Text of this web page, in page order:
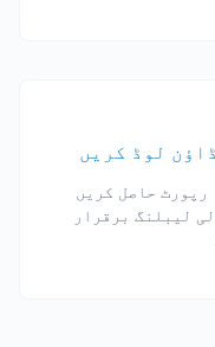
لوڈ کریں
رپورٹ حاصل کریں
لیبلنگ برقرار